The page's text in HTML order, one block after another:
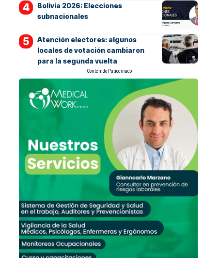
Bolivia 2026: Elecciones
subnacionales
Atención electores: algunos
locales de votación cambiaron
para la segunda vuelta
- Contenido Patrocinado-